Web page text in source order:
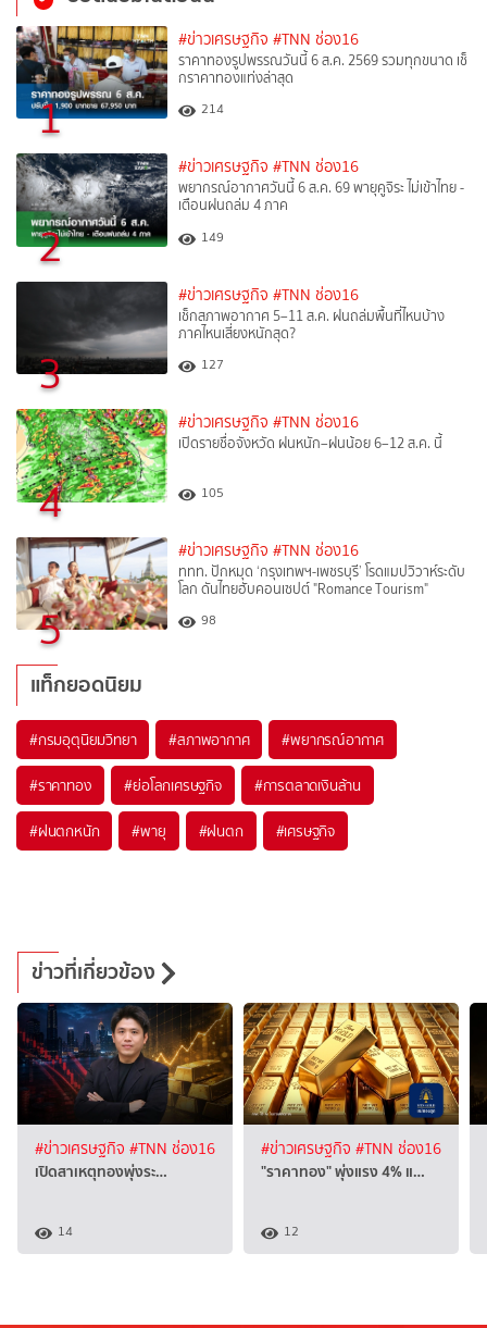
1
#ข่าวเศรษฐกิจ #TNN ช่อง16
ราคาทองรูปพรรณวันนี้ 6 ส.ค. 2569 รวมทุกขนาด เช็
กราคาทองแท่งล่าสุด
214
2
#ข่าวเศรษฐกิจ #TNN ช่อง16
พยากรณ์อากาศวันนี้ 6 ส.ค. 69 พายุคูจิระ ไม่เข้าไทย -
เตือนฝนถล่ม 4 ภาค
149
3
#ข่าวเศรษฐกิจ #TNN ช่อง16
เช็กสภาพอากาศ 5–11 ส.ค. ฝนถล่มพื้นที่ไหนบ้าง
ภาคไหนเสี่ยงหนักสุด?
127
4
#ข่าวเศรษฐกิจ #TNN ช่อง16
เปิดรายชื่อจังหวัด ฝนหนัก–ฝนน้อย 6–12 ส.ค. นี้
105
5
#ข่าวเศรษฐกิจ #TNN ช่อง16
ททท. ปักหมุด ‘กรุงเทพฯ-เพชรบุรี’ โรดแมปวิวาห์ระดับ
โลก ดันไทยฮับคอนเซปต์ "Romance Tourism"
98
แท็กยอดนิยม
#กรมอุตุนิยมวิทยา #สภาพอากาศ #พยากรณ์อากาศ
#ราคาทอง #ย่อโลกเศรษฐกิจ #การตลาดเงินล้าน
#ฝนตกหนัก #พายุ #ฝนตก #เศรษฐกิจ
ข่าวที่เกี่ยวข้อง
#ข่าวเศรษฐกิจ #TNN ช่อง16
เปิดสาเหตุทองพุ่งระ…
14
#ข่าวเศรษฐกิจ #TNN ช่อง16
"ราคาทอง" พุ่งแรง 4% แ…
12